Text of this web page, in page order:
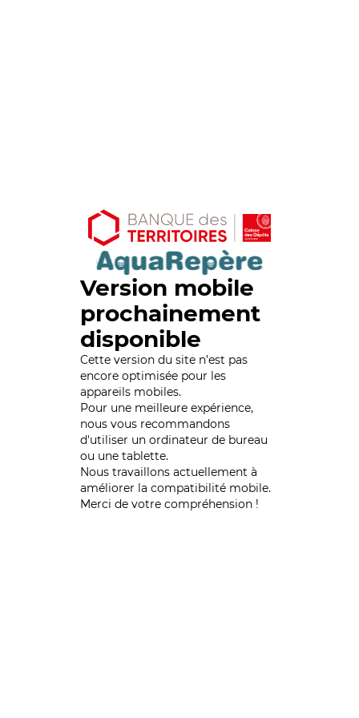
Version mobile
prochainement
disponible
Cette version du site n’est pas
encore optimisée pour les
appareils mobiles.
Pour une meilleure expérience,
nous vous recommandons
d'utiliser un ordinateur de bureau
ou une tablette.
Nous travaillons actuellement à
améliorer la compatibilité mobile.
Merci de votre compréhension !